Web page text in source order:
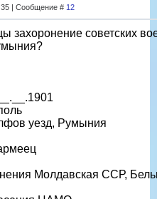
| Сообщение # 12
захоронение советских
уезд, Румыния
Молдавская ССР,